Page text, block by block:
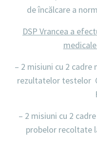
de încălcare a
DSP Vrancea a
– 2 misiuni cu 2 cadre
rezultatelor testelor
– 2 misiuni cu 2
probelor recoltate